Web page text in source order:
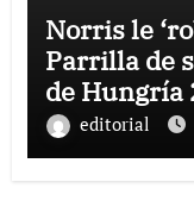
Norris le
Parrilla de
de Hungría
editorial